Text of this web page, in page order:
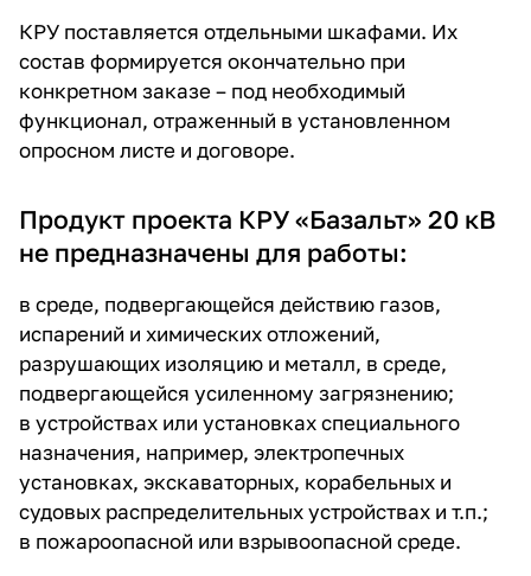
КРУ поставляется отдельными шкафами. Их
состав формируется окончательно при
конкретном заказе – под необходимый
функционал, отраженный в установленном
опросном листе и договоре.
Продукт проекта КРУ «Базальт» 20 кВ
не предназначены для работы:
в среде, подвергающейся действию газов,
испарений и химических отложений,
разрушающих изоляцию и металл, в среде,
подвергающейся усиленному загрязнению;
в устройствах или установках специального
назначения, например, электропечных
установках, экскаваторных, корабельных и
судовых распределительных устройствах и т.п.;
в пожароопасной или взрывоопасной среде.